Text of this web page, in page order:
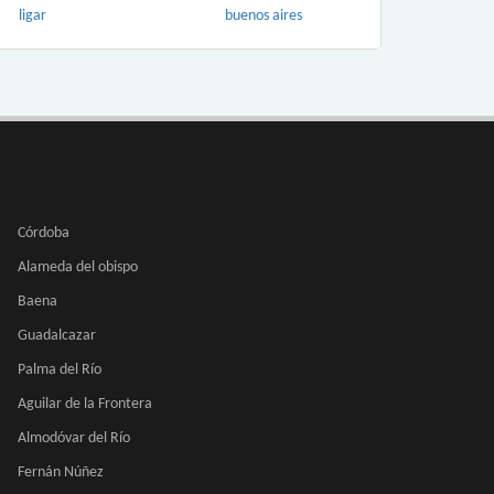
ligar buenos aires
Córdoba
Alameda del obispo
Baena
Guadalcazar
Palma del Río
Aguilar de la Frontera
Almodóvar del Río
Fernán Núñez